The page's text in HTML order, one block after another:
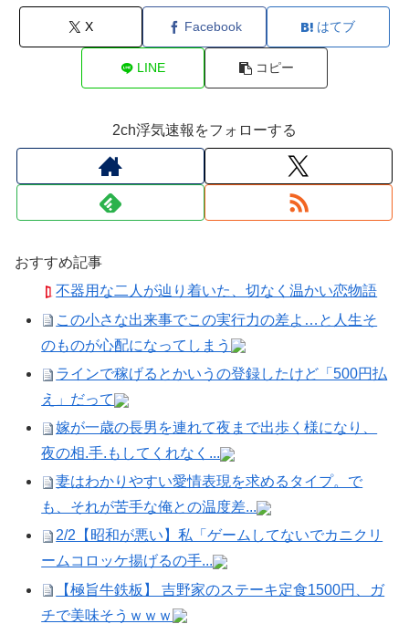
X Facebook はてブ
LINE コピー
2ch浮気速報をフォローする
おすすめ記事
不器用な二人が辿り着いた、切なく温かい恋物語
この小さな出来事でこの実行力の差よ…と人生そ
のものが心配になってしまう
ラインで稼げるとかいうの登録したけど「500円払
え」だって
嫁が一歳の長男を連れて夜まで出歩く様になり、
夜の相.手.もしてくれなく...
妻はわかりやすい愛情表現を求めるタイプ。で
も、それが苦手な俺との温度差...
2/2【昭和が悪い】私「ゲームしてないでカニクリ
ームコロッケ揚げるの手...
【極旨牛鉄板】 吉野家のステーキ定食1500円、ガ
チで美味そうｗｗｗ